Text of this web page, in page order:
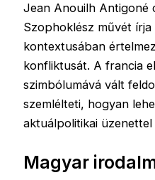
Jean Anouilh Antigoné
Szophoklész művét
kontextusában
konfliktusát. A francia
szimbólumává vált
szemlélteti, hogyan
aktuálpolitikai
Magyar